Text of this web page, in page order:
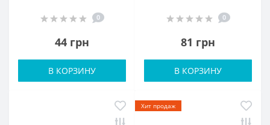
0
44 грн
В КОРЗИНУ
0
81 грн
В КОРЗИНУ
Хит продаж